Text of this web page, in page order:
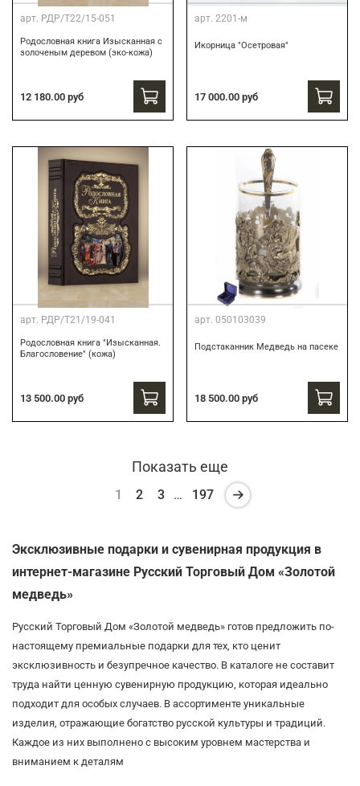
арт. РДР/Т22/15-051
Родословная книга Изысканная с
золоченым деревом (эко-кожа)
12 180.00 руб
арт. 2201-м
Икорница "Осетровая"
17 000.00 руб
арт. РДР/Т21/19-041
Родословная книга "Изысканная.
Благословение" (кожа)
13 500.00 руб
арт. 050103039
Подстаканник Медведь на пасеке
18 500.00 руб
Показать еще
1 2 3 … 197
Эксклюзивные подарки и сувенирная продукция в
интернет-магазине Русский Торговый Дом «Золотой
медведь»
Русский Торговый Дом «Золотой медведь» готов предложить по-
настоящему премиальные подарки для тех, кто ценит
эксклюзивность и безупречное качество. В каталоге не составит
труда найти ценную сувенирную продукцию, которая идеально
подходит для особых случаев. В ассортименте уникальные
изделия, отражающие богатство русской культуры и традиций.
Каждое из них выполнено с высоким уровнем мастерства и
вниманием к деталям